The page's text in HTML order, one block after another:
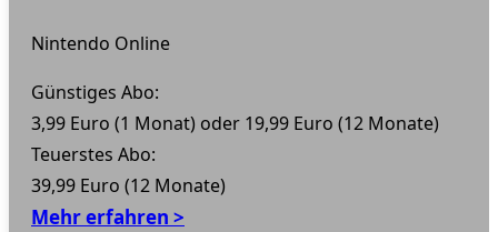
Nintendo Online
Günstiges Abo:
3,99 Euro (1 Monat) oder 19,99 Euro (12 Monate)
Teuerstes Abo:
39,99 Euro (12 Monate)
Mehr erfahren >